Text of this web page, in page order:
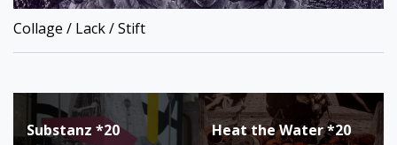
Collage / Lack / Stift
Beitragsnavigation
Substanz *20 Heat the Water *20